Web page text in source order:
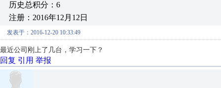
历史总积分：6
注册：2016年12月12日
发表于：2016-12-20 10:33:49
最近公司刚上了几台，学习一下？
回复 引用 举报